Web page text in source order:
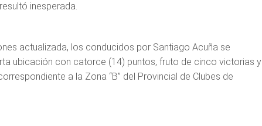
inesperada.
actualizada, los conducidos por Santiago Acuña se
ubicación con catorce (14) puntos, fruto de cinco victorias y
a la Zona “B” del Provincial de Clubes de